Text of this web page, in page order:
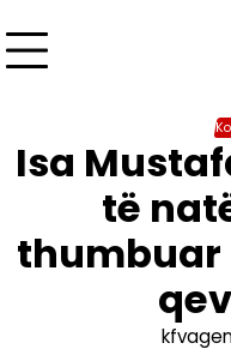
Isa
të
thumbuar